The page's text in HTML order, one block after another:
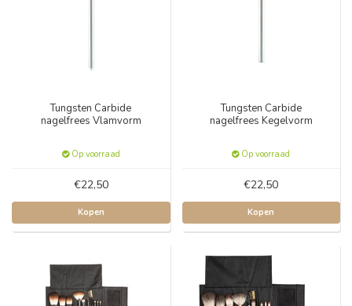
Tungsten Carbide
nagelfrees Vlamvorm
Op voorraad
€22,50
Kopen
Tungsten Carbide
nagelfrees Kegelvorm
Op voorraad
€22,50
Kopen